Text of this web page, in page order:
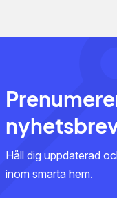
Håll dig uppdaterad
inom smarta hem.